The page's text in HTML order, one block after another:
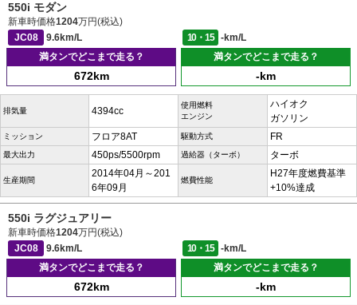
550i モダン
新車時価格1204万円(税込)
JC08
9.6km/L 10・15
-km/L
満タンでどこまで走る？
672km
満タンでどこまで走る？
-km
排気量 4394cc
使用燃料
エンジン
ハイオク
ガソリン
ミッション フロア8AT 駆動方式 FR
最大出力 450ps/5500rpm 過給器（ターボ） ターボ
生産期間
2014年04月～201
6年09月
燃費性能
H27年度燃費基準
+10%達成
550i ラグジュアリー
新車時価格1204万円(税込)
JC08
9.6km/L 10・15
-km/L
満タンでどこまで走る？
672km
満タンでどこまで走る？
-km